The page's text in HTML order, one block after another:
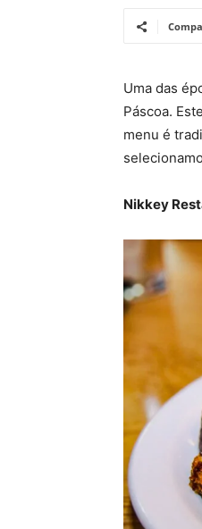
Uma das
Páscoa.
menu é
Nikkey